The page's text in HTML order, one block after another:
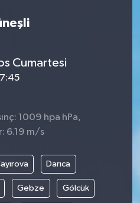
Cumartesi
1009 hpa hPa,
6.19 m/s
Darıca
Gebze Gölcük